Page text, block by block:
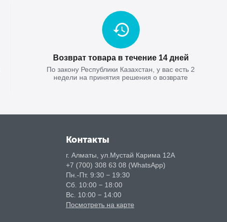
Возврат товара в течение 14 дней
По закону Республики Казахстан, у вас есть 2
недели на принятия решения о возврате
Контакты
г. Алматы, ул.Мустай Карима 12А
+7 (700) 308 63 08 (WhatsApp)
Пн.-Пт. 9:30 − 19:30
Сб. 10:00 − 18:00
Вс. 10:00 − 14:00
Посмотреть на карте